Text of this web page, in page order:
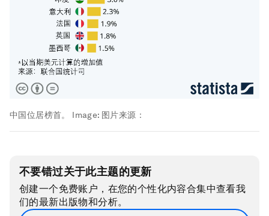
中国位居榜首。 Image: 图片来源：
不要错过关于此主题的更新
创建一个免费账户，在您的个性化内容合集中查看我
们的最新出版物和分析。